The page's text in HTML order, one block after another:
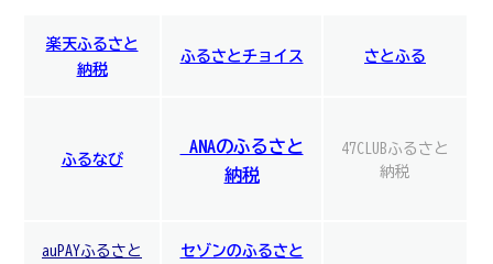
楽天ふるさと
納税
ふるさとチョイス さとふる
ふるなび
ANAのふるさと
納税
47CLUBふるさと
納税
auPAYふるさと
セゾンのふるさと